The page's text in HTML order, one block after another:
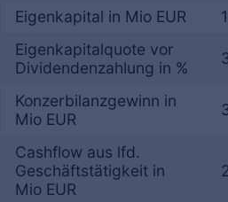
Eigenkapital in Mio EUR
Eigenkapitalquote vor
Dividendenzahlung in %
Konzerbilanzgewinn in
Mio EUR
Cashflow aus lfd.
Geschäftstätigkeit in
Mio EUR